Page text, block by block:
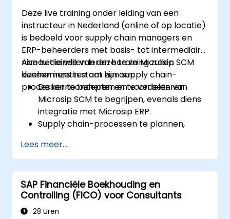
Deze live training onder leiding van een
instructeur in Nederland (online of op locatie)
is bedoeld voor supply chain managers en
ERP-beheerders met basis- tot intermediair
niveau die willen leren hoe ze Microsip SCM
kunnen inzetten om hun supply chain-
processen te beheren en te verbeteren.
Aan het einde van deze training zullen
deelnemers in staat zijn om:
De kernconcepten en voordelen van
Microsip SCM te begrijpen, evenals diens
integratie met Microsip ERP.
Supply chain-processen te plannen,
Microsip SCM.
De prestaties van hun supply chain te
monitoren en analyseren, waarbij
verbeteringsmogelijkheden kunnen
worden vastgesteld.
Samen te werken en te communiceren
Lees meer...
SAP Financiële Boekhouding en
Controlling (FICO) voor Consultants
28 Uren